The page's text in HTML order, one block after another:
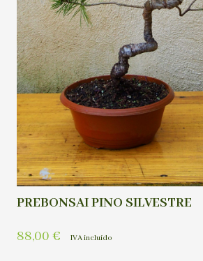
PREBONSAI PINO SILVESTRE
88,00 € IVA incluído